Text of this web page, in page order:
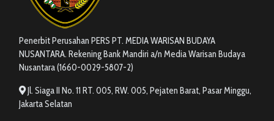
Penerbit Perusahan PERS PT. MEDIA WARISAN BUDAYA
NUSANTARA. Rekening Bank Mandiri a/n Media Warisan Budaya
Nusantara (1660-0029-5807-2)
Jl. Siaga II No. 11 RT. 005, RW. 005, Pejaten Barat, Pasar Minggu,
Jakarta Selatan